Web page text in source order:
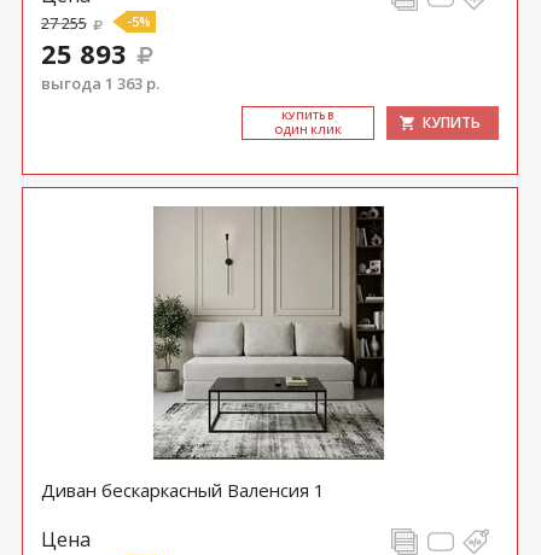
27 255 -5%
25 893
выгода 1 363 р.
КУ­ПИТЬ В
ОДИН КЛИК
КУПИТЬ
Диван бескаркасный Валенсия 1
Цена